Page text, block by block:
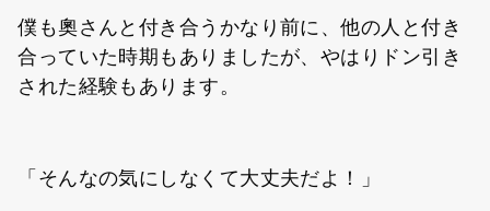
僕も奧さんと付き合うかなり前に、他の人と付き
合っていた時期もありましたが、やはりドン引き
された経験もあります。
「そんなの気にしなくて大丈夫だよ！」